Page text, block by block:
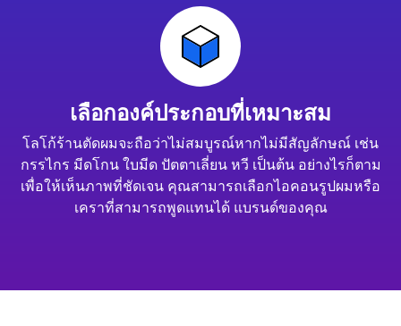
เลือกองค์ประกอบที่เหมาะสม
โลโก้ร้านตัดผมจะถือว่าไม่สมบูรณ์หากไม่มีสัญลักษณ์ เช่น
กรรไกร มีดโกน ใบมีด ปัตตาเลี่ยน หวี เป็นต้น อย่างไรก็ตาม
เพื่อให้เห็นภาพที่ชัดเจน คุณสามารถเลือกไอคอนรูปผมหรือ
เคราที่สามารถพูดแทนได้ แบรนด์ของคุณ